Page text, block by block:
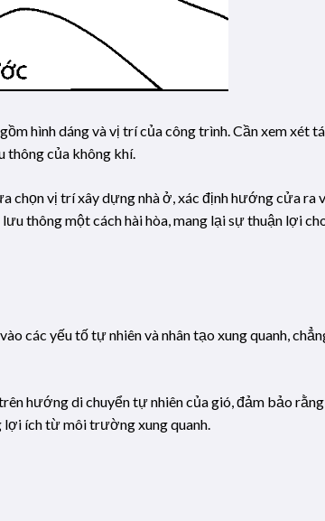
hình dáng và vị trí của công trình. Cần xem xét
thông của không khí.
chọn vị trí xây dựng nhà ở, xác định hướng cửa ra
thông một cách hài hòa, mang lại sự thuận lợi
các yếu tố tự nhiên và nhân tạo xung quanh,
hướng di chuyển tự nhiên của gió, đảm bảo
ích từ môi trường xung quanh.